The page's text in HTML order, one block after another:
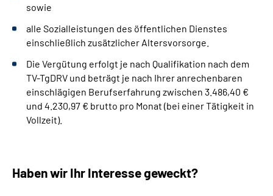
sowie
alle Sozialleistungen des öffentlichen Dienstes
einschließlich zusätzlicher Altersvorsorge.
Die Vergütung erfolgt je nach Qualifikation nach dem
TV-TgDRV und beträgt je nach Ihrer anrechenbaren
einschlägigen Berufserfahrung zwischen 3.486,40 €
und 4.230,97 € brutto pro Monat (bei einer Tätigkeit in
Vollzeit).
Haben wir Ihr Interesse geweckt?